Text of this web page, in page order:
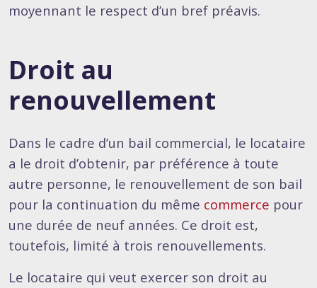
moyennant le respect d’un bref préavis.
Droit au
renouvellement
Dans le cadre d’un bail commercial, le locataire
a le droit d’obtenir, par préférence à toute
autre personne, le renouvellement de son bail
pour la continuation du même commerce pour
une durée de neuf années. Ce droit est,
toutefois, limité à trois renouvellements.
Le locataire qui veut exercer son droit au